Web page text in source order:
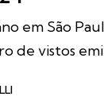
em São
de vistos